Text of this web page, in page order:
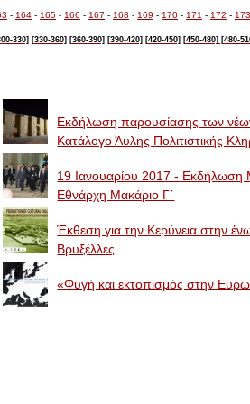
- 164 - 165 - 166 - 167 - 168 - 169 - 170 - 171 - 172 - 173
330] [330-360] [360-390] [390-420] [420-450] [450-480] [480-
Eκδήλωση παρουσίασης των
Κατάλογο Άυλης Πολιτιστικής
19 Ιανουαρίου 2017 - Εκδήλωση
Εθνάρχη Μακάριο Γ΄
Έκθεση για την Κερύνεια στην
Βρυξέλλες
«Φυγή και εκτοπισμός στην